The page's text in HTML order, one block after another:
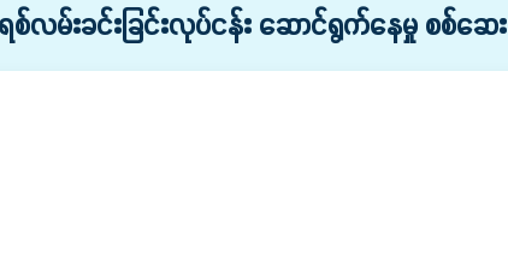
လမ်းခင်းခြင်းလုပ်ငန်း ဆောင်ရွက်နေမှု စစ်ဆေး